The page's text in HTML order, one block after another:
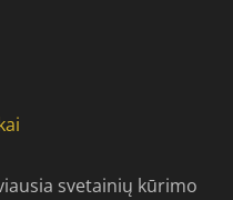
svetainių kūrimo